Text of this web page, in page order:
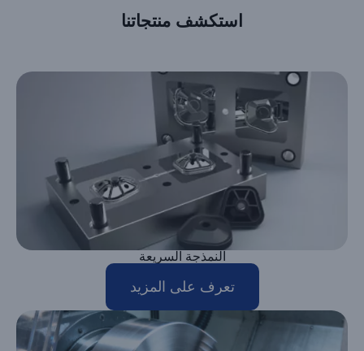
استكشف منتجاتنا
النمذجة السريعة
تعرف على المزيد